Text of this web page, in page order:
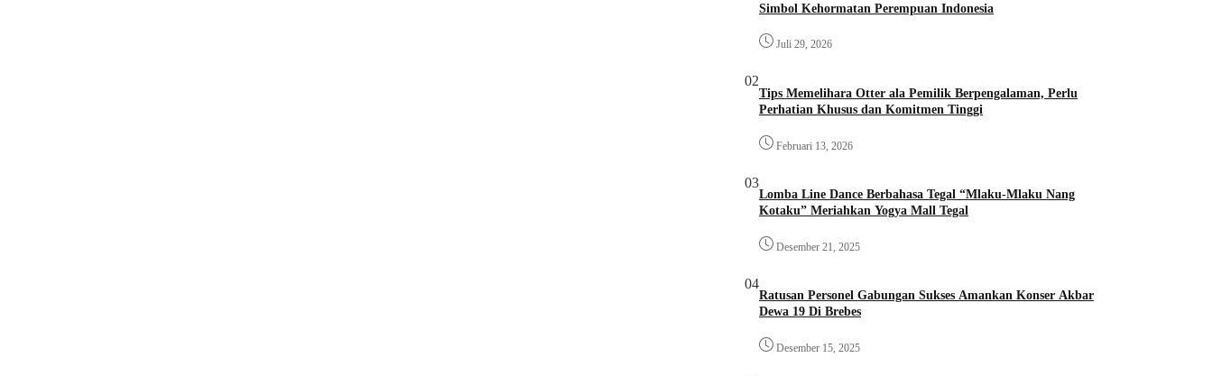
Simbol Kehormatan Perempuan Indonesia
Juli 29, 2026
02
Tips Memelihara Otter ala Pemilik Berpengalaman, Perlu
Perhatian Khusus dan Komitmen Tinggi
Februari 13, 2026
03
Lomba Line Dance Berbahasa Tegal “Mlaku-Mlaku Nang
Kotaku” Meriahkan Yogya Mall Tegal
Desember 21, 2025
04
Ratusan Personel Gabungan Sukses Amankan Konser Akbar
Dewa 19 Di Brebes
Desember 15, 2025